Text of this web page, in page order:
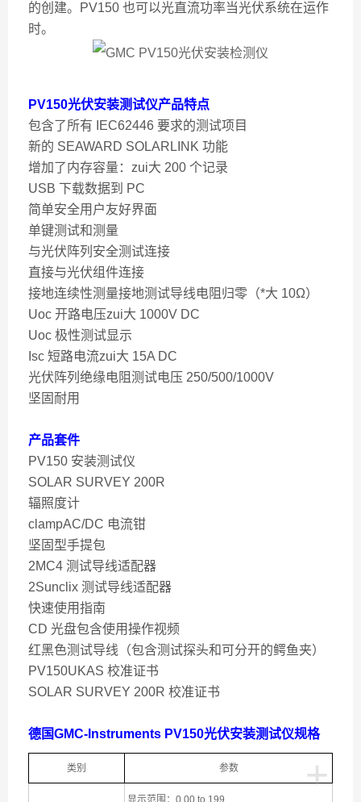
的创建。PV150 也可以光直流功率当光伏系统在运作
时。
PV150光伏安装测试仪产品特点
包含了所有 IEC62446 要求的测试项目
新的 SEAWARD SOLARLINK 功能
增加了内存容量：zui大 200 个记录
USB 下载数据到 PC
简单安全用户友好界面
单键测试和测量
与光伏阵列安全测试连接
直接与光伏组件连接
接地连续性测量接地测试导线电阻归零（*大 10Ω）
Uoc 开路电压zui大 1000V DC
Uoc 极性测试显示
Isc 短路电流zui大 15A DC
光伏阵列绝缘电阻测试电压 250/500/1000V
坚固耐用
产品套件
PV150 安装测试仪
SOLAR SURVEY 200R
辐照度计
clampAC/DC 电流钳
坚固型手提包
2MC4 测试导线适配器
2Sunclix 测试导线适配器
快速使用指南
CD 光盘包含使用操作视频
红黑色测试导线（包含测试探头和可分开的鳄鱼夹）
PV150UKAS 校准证书
SOLAR SURVEY 200R 校准证书
德国GMC-Instruments PV150光伏安装测试仪规格
+
类别 参数
显示范围：0.00 to 199